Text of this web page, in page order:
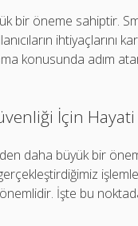
bir öneme sahiptir.
ihtiyaçlarını
konusunda adım
İçin Hayati
daha büyük bir
İşte bu